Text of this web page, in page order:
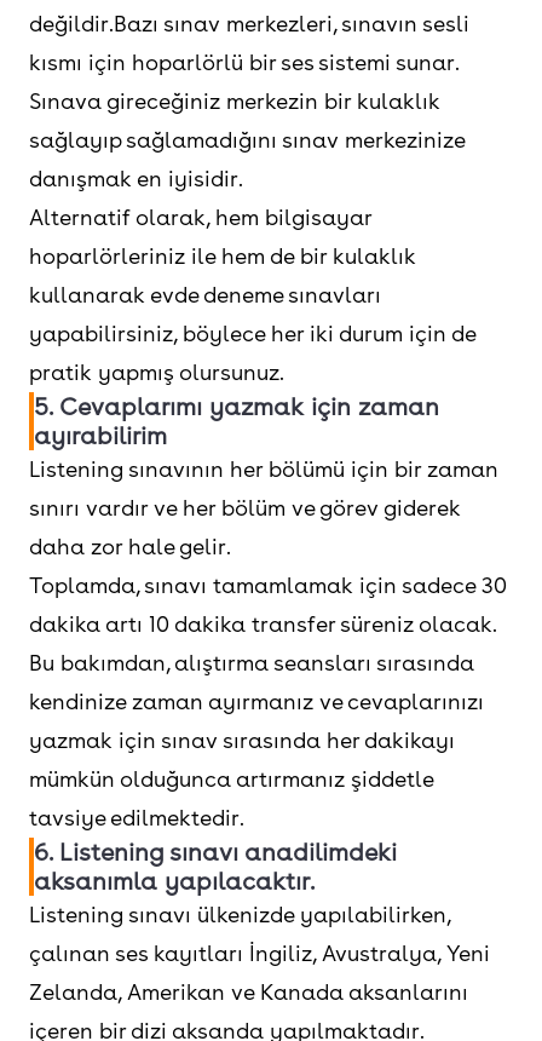
değildir.Bazı sınav merkezleri, sınavın sesli
kısmı için hoparlörlü bir ses sistemi sunar.
Sınava gireceğiniz merkezin bir kulaklık
sağlayıp sağlamadığını sınav merkezinize
danışmak en iyisidir.
Alternatif olarak, hem bilgisayar
hoparlörleriniz ile hem de bir kulaklık
kullanarak evde deneme sınavları
yapabilirsiniz, böylece her iki durum için de
pratik yapmış olursunuz.
5. Cevaplarımı yazmak için zaman
ayırabilirim
Listening sınavının her bölümü için bir zaman
sınırı vardır ve her bölüm ve görev giderek
daha zor hale gelir.
Toplamda, sınavı tamamlamak için sadece 30
dakika artı 10 dakika transfer süreniz olacak.
Bu bakımdan, alıştırma seansları sırasında
kendinize zaman ayırmanız ve cevaplarınızı
yazmak için sınav sırasında her dakikayı
mümkün olduğunca artırmanız şiddetle
tavsiye edilmektedir.
6. Listening sınavı anadilimdeki
aksanımla yapılacaktır.
Listening sınavı ülkenizde yapılabilirken,
çalınan ses kayıtları İngiliz, Avustralya, Yeni
Zelanda, Amerikan ve Kanada aksanlarını
içeren bir dizi aksanda yapılmaktadır.